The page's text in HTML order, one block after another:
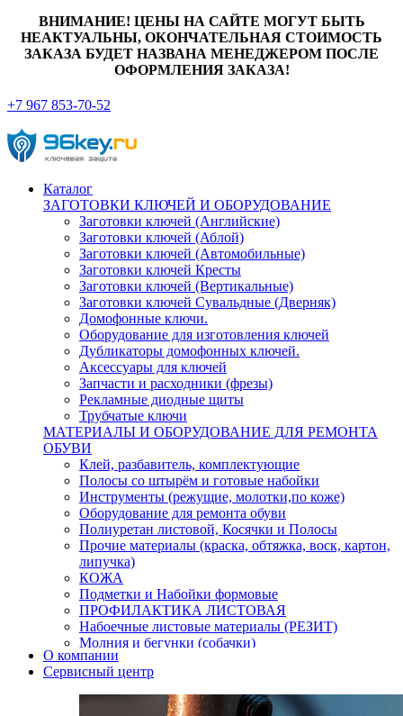
ВНИМАНИЕ! ЦЕНЫ НА САЙТЕ МОГУТ БЫТЬ
НЕАКТУАЛЬНЫ, ОКОНЧАТЕЛЬНАЯ СТОИМОСТЬ
ЗАКАЗА БУДЕТ НАЗВАНА МЕНЕДЖЕРОМ ПОСЛЕ
ОФОРМЛЕНИЯ ЗАКАЗА!
+7 967 853-70-52
Каталог
ЗАГОТОВКИ КЛЮЧЕЙ И ОБОРУДОВАНИЕ
Заготовки ключей (Английские)
Заготовки ключей (Аблой)
Заготовки ключей (Автомобильные)
Заготовки ключей Кресты
Заготовки ключей (Вертикальные)
Заготовки ключей Сувальдные (Дверняк)
Домофонные ключи.
Оборудование для изготовления ключей
Дубликаторы домофонных ключей.
Аксессуары для ключей
Запчасти и расходники (фрезы)
Рекламные диодные щиты
Трубчатые ключи
МАТЕРИАЛЫ И ОБОРУДОВАНИЕ ДЛЯ РЕМОНТА
ОБУВИ
Клей, разбавитель, комплектующие
Полосы со штырём и готовые набойки
Инструменты (режущие, молотки,по коже)
Оборудование для ремонта обуви
Полиуретан листовой, Косячки и Полосы
Прочие материалы (краска, обтяжка, воск, картон,
липучка)
КОЖА
Подметки и Набойки формовые
ПРОФИЛАКТИКА ЛИСТОВАЯ
Набоечные листовые материалы (РЕЗИТ)
Молния и бегунки (собачки)
Нитки,иглы-шило,крючки.
Уход и косметика для обуви
Кнопки (магнитые,кобурные)
Пряжки для ремня
О компании
Сервисный центр